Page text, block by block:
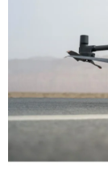
hvězdiček.